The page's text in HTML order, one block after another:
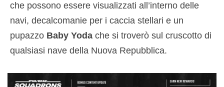
che possono essere visualizzati all’interno delle
navi, decalcomanie per i caccia stellari e un
pupazzo Baby Yoda che si troverò sul cruscotto di
qualsiasi nave della Nuova Repubblica.